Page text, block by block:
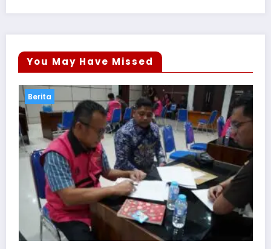
You May Have Missed
Berita